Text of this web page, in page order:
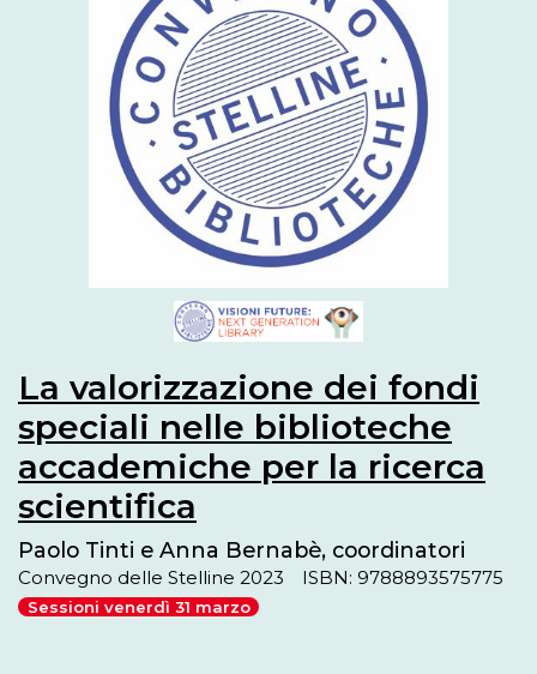
La valorizzazione dei fondi
speciali nelle biblioteche
accademiche per la ricerca
scientifica
Paolo Tinti e Anna Bernabè, coordinatori
Convegno delle Stelline 2023 ISBN: 9788893575775
Sessioni venerdì 31 marzo